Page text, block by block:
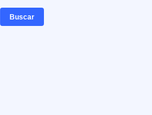
Buscar